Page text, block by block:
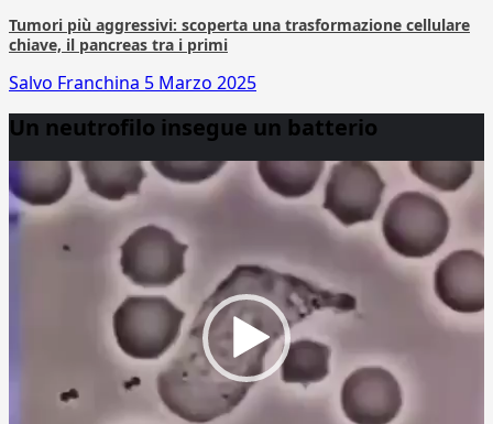
Tumori più aggressivi: scoperta una trasformazione cellulare
chiave, il pancreas tra i primi
Salvo Franchina 5 Marzo 2025
Un neutrofilo insegue un batterio
Player